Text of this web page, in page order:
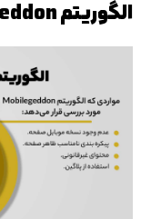
الگوریتم Mobilegeddon گوگل